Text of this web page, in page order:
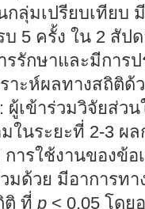
ลุ่มเปรียบเทียบ
5 ครั้ง ใน 2 สัป
รรักษาและมีการ
าะห์ผลทางสถิติด้
ผู้เข้าร่วมวิจัยส่ว
มในระยะที่ 2-3 ผ
การใช้งานของข้
มด้วย มีอาการท
ติ ที่ p < 0.05 โด